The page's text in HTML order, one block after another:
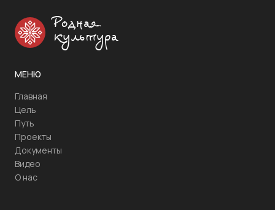
Родная
культура
МЕНЮ
Главная
Цель
Путь
Проекты
Документы
Видео
О нас